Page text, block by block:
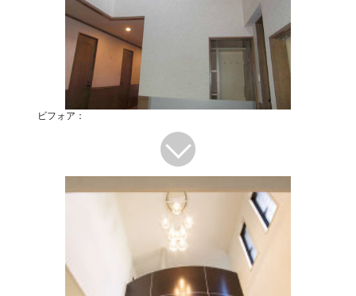
ビフォア：